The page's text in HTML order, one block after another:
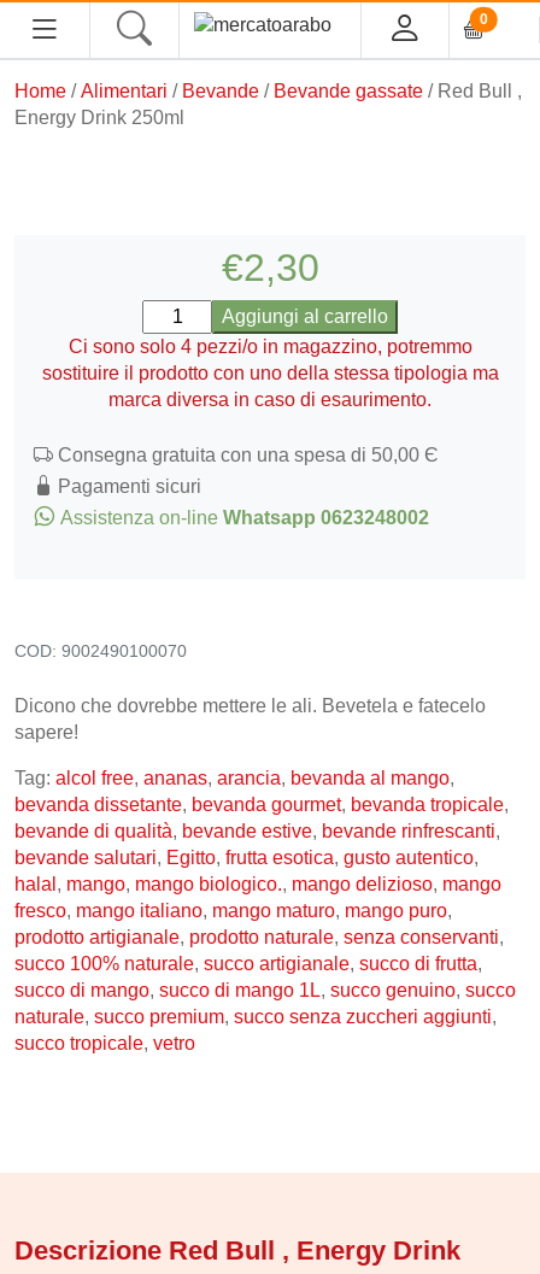
0
HOME
SOUK
INGROSSO
Home /Alimentari / Bevande / Bevande gassate / Red Bull ,
Energy Drink 250ml
€2,30
Red
Bull
,
Energy
250ml
quantità
Aggiungi al carrello
Ci sono solo 4 pezzi/o in magazzino, potremmo
sostituire il prodotto con uno della stessa tipologia ma
marca diversa in caso di esaurimento.
Consegna gratuita con una spesa di 50,00 Є
Pagamenti sicuri
Assistenza on-line Whatsapp 0623248002
COD: 9002490100070
Dicono che dovrebbe mettere le ali. Bevetela e fatecelo
sapere!
Tag: alcol free, ananas, arancia, bevanda al mango,
bevanda dissetante, bevanda gourmet, bevanda tropicale,
bevande di qualità, bevande estive, bevande rinfrescanti,
bevande salutari, Egitto, frutta esotica, gusto autentico,
halal , mango, mango biologico., mango delizioso, mango
fresco, mango italiano, mango maturo, mango puro,
prodotto artigianale, prodotto naturale, senza conservanti,
succo 100% naturale, succo artigianale, succo di frutta,
succo di mango, succo di mango 1L, succo genuino, succo
naturale, succo premium, succo senza zuccheri aggiunti,
succo tropicale, vetro
Descrizione Red Bull , Energy Drink